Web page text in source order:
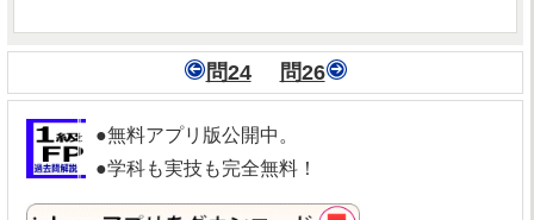
問24 問26
●無料アプリ版公開中。
●学科も実技も完全無料！